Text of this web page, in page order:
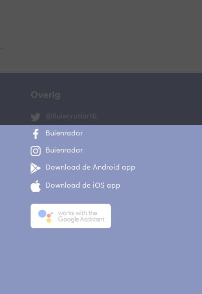
Overig
@BuienradarNL
Buienradar
Buienradar
Download de Android app
Download de iOS app